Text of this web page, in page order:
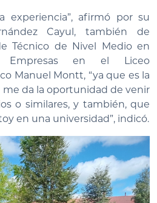
experiencia”, afirmó por su
Cayul, también de
Técnico de Nivel Medio en
Empresas en el Liceo
Manuel Montt, “ya que es la
me da la oportunidad de venir
o similares, y también, que
en una universidad”, indicó.